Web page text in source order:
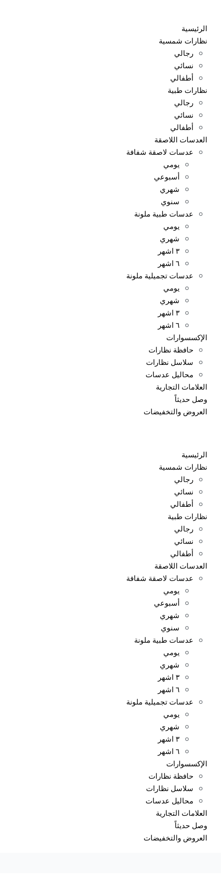
contentالرئيسية
نظارات شمسية
رجالي
نسائي
أطفالي
نظارات طبية
رجالي
نسائي
أطفالي
العدسات اللاصقة
عدسات لاصقة شفافة
يومي
أسبوعي
شهري
سنوي
عدسات طبية ملونة
يومي
شهري
٣ اشهر
٦ اشهر
عدسات تجميلية ملونة
يومي
شهري
٣ اشهر
٦ اشهر
الإكسسوارات
حافظة نظارات
سلاسل نظارات
محاليل عدسات
العلامات التجارية
وصل حديثاً
العروض والتخفيضات
الرئيسية
نظارات شمسية
رجالي
نسائي
أطفالي
نظارات طبية
رجالي
نسائي
أطفالي
العدسات اللاصقة
عدسات لاصقة شفافة
يومي
أسبوعي
شهري
سنوي
عدسات طبية ملونة
يومي
شهري
٣ اشهر
٦ اشهر
عدسات تجميلية ملونة
يومي
شهري
٣ اشهر
٦ اشهر
الإكسسوارات
حافظة نظارات
سلاسل نظارات
محاليل عدسات
العلامات التجارية
وصل حديثاً
العروض والتخفيضات